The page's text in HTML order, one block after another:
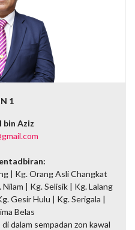
1
bin Aziz
| Kg. Orang Asli Changkat
Nilam | Kg. Selisik | Kg. Lalang
Gesir Hulu | Kg. Serigala |
Belas
dalam sempadan zon kawal